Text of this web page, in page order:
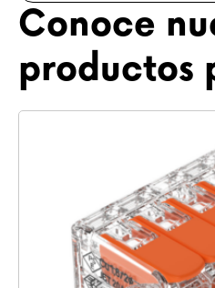
Conoce
productos